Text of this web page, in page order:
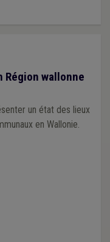
wallonne
un état des lieux
en Wallonie.